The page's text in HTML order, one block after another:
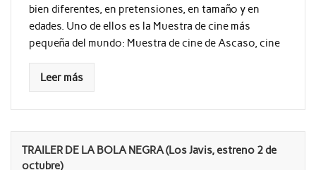
bien diferentes, en pretensiones, en tamaño y en
edades. Uno de ellos es la Muestra de cine más
pequeña del mundo: Muestra de cine de Ascaso, cine
Leer más
TRAILER DE LA BOLA NEGRA (Los Javis, estreno 2 de
octubre)